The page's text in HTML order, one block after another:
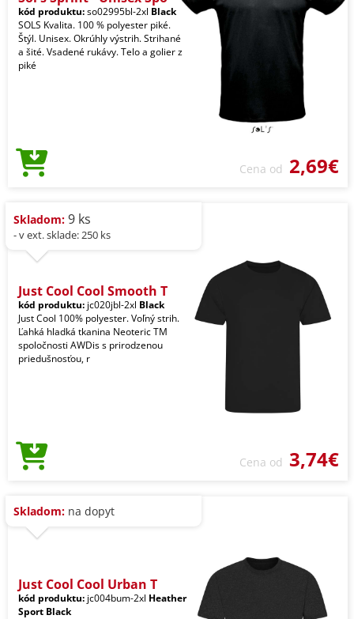
kód produktu:so02995bl-2xl Black
SOLS Kvalita. 100 % polyester piké.
Štýl. Unisex. Okrúhly výstrih. Strihané
a šité. Vsadené rukávy. Telo a golier z
piké
Cena od 2,69€
Skladom: 9 ks
- v ext. sklade: 250 ks
Just Cool Cool Smooth T
kód produktu: jc020jbl-2xl Black
Just Cool 100% polyester. Voľný strih.
Ľahká hladká tkanina Neoteric TM
spoločnosti AWDis s prirodzenou
priedušnosťou, r
Cena od 3,74€
Skladom: na dopyt
Just Cool Cool Urban T
kód produktu: jc004bum-2xl Heather
Sport Black